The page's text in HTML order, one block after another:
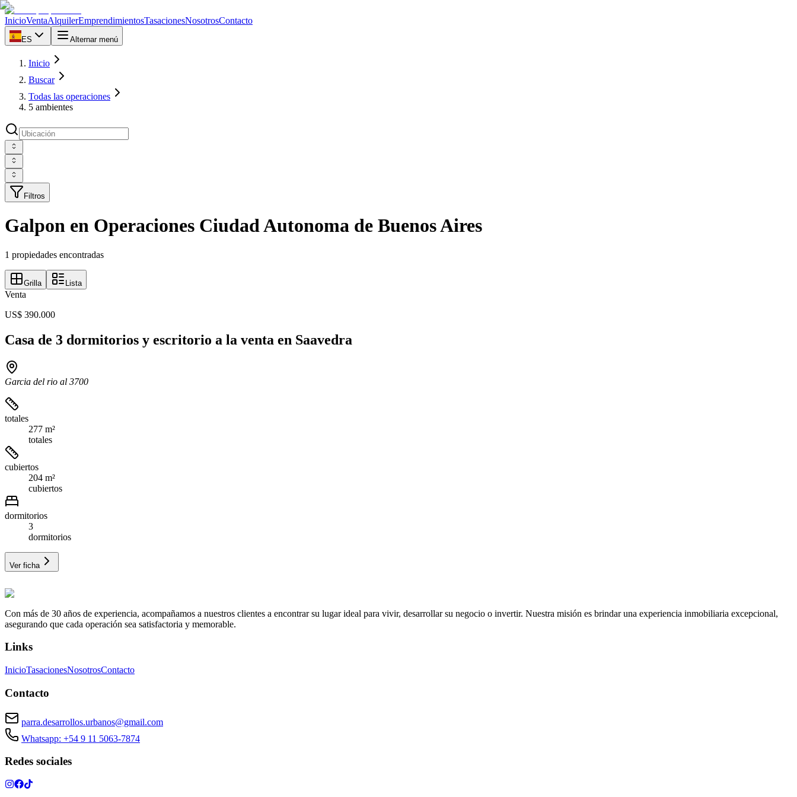
InicioVentaAlquilerEmprendimientosTasacionesNosotrosContacto
ES Alternar menú
Inicio
Buscar
Todas las operaciones
5 ambientes
Filtros
Galpon en Operaciones Ciudad Autonoma de Buenos Aires
1 propiedades encontradas
Grilla Lista
Venta
US$ 390.000
Casa de 3 dormitorios y escritorio a la venta en Saavedra
Garcia del rio al 3700
totales
277 m²
totales
cubiertos
204 m²
cubiertos
dormitorios
3
dormitorios
Ver ficha
Con más de 30 años de experiencia, acompañamos a nuestros clientes a encontrar su lugar ideal para vivir, desarrollar su negocio o invertir. Nuestra misión es brindar una experiencia inmobiliaria excepcional,
asegurando que cada operación sea satisfactoria y memorable.
Links
InicioTasacionesNosotrosContacto
Contacto
parra.desarrollos.urbanos@gmail.com
Whatsapp: +54 9 11 5063-7874
Redes sociales